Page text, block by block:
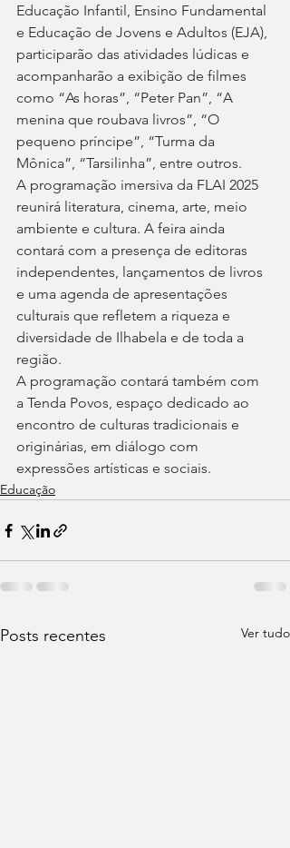
Educação Infantil, Ensino Fundamental
e Educação de Jovens e Adultos (EJA),
participarão das atividades lúdicas e
acompanharão a exibição de filmes
como “As horas”, “Peter Pan”, “A
menina que roubava livros”, “O
pequeno príncipe”, “Turma da
Mônica”, “Tarsilinha”, entre outros.
A programação imersiva da FLAI 2025
reunirá literatura, cinema, arte, meio
ambiente e cultura. A feira ainda
contará com a presença de editoras
independentes, lançamentos de livros
e uma agenda de apresentações
culturais que refletem a riqueza e
diversidade de Ilhabela e de toda a
região.
A programação contará também com
a Tenda Povos, espaço dedicado ao
encontro de culturas tradicionais e
originárias, em diálogo com
expressões artísticas e sociais.
Educação
Posts recentes Ver tudo